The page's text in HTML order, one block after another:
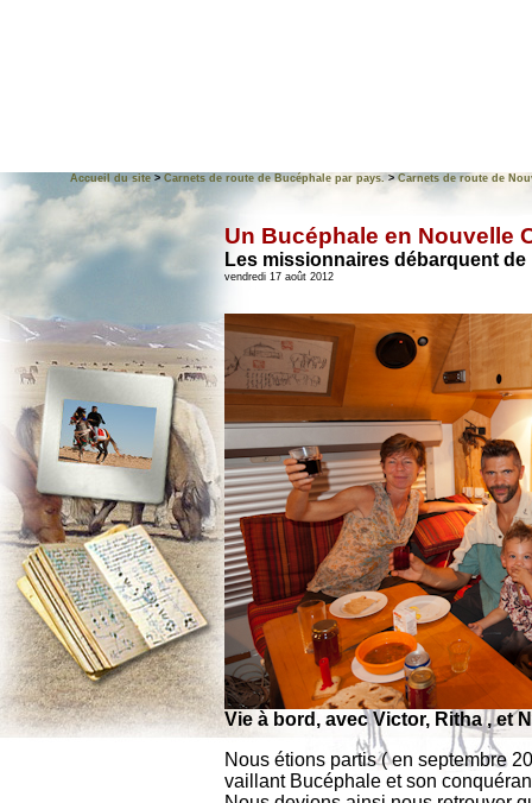
Accueil du site > Carnets de route de Bucéphale par pays.>Carnets de route de
Un Bucéphale en Nouvelle
Les missionnaires débarquent de
vendredi 17 août 2012
Vie à bord, avec Victor, Ritha , et
Nous étions partis ( en septembre
vaillant Bucéphale et son